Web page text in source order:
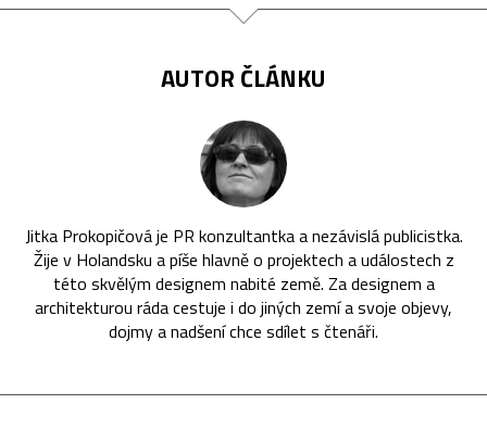
AUTOR ČLÁNKU
Jitka Prokopičová je PR konzultantka a nezávislá publicistka.
Žije v Holandsku a píše hlavně o projektech a událostech z
této skvělým designem nabité země. Za designem a
architekturou ráda cestuje i do jiných zemí a svoje objevy,
dojmy a nadšení chce sdílet s čtenáři.